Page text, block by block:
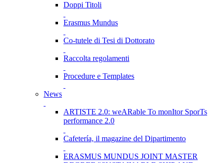
Doppi Titoli
Erasmus Mundus
Co-tutele di Tesi di Dottorato
Raccolta regolamenti
Procedure e Templates
News
ARTISTE 2.0: weARable To monItor SporTs
performance 2.0
Cafetería, il magazine del Dipartimento
ERASMUS MUNDUS JOINT MASTER